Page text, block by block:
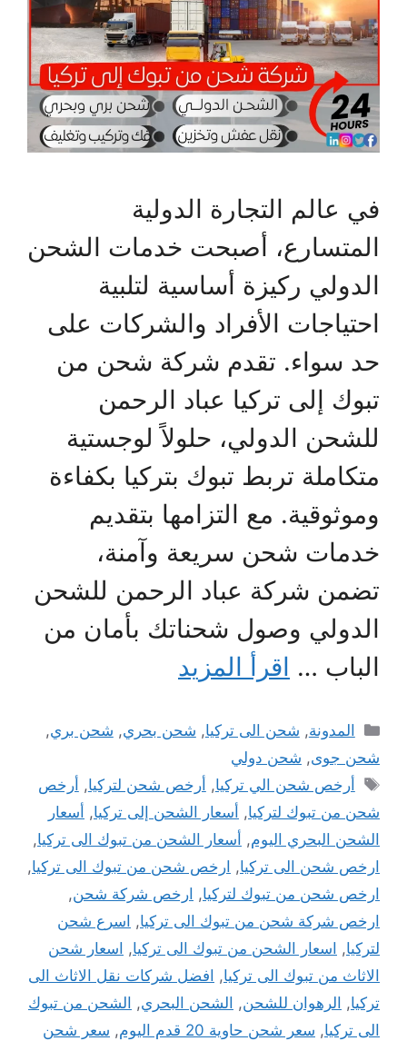
في عالم التجارة الدولية
المتسارع، أصبحت خدمات الشحن
الدولي ركيزة أساسية لتلبية
احتياجات الأفراد والشركات على
حد سواء. تقدم شركة شحن من
تبوك إلى تركيا عباد الرحمن
للشحن الدولي، حلولاً لوجستية
متكاملة تربط تبوك بتركيا بكفاءة
وموثوقية. مع التزامها بتقديم
خدمات شحن سريعة وآمنة،
تضمن شركة عباد الرحمن للشحن
الدولي وصول شحناتك بأمان من
الباب … اقرأ المزيد
التصنيفات
المدونة, شحن الى تركيا, شحن بحري, شحن بري,
شحن جوى, شحن دولي
الوسوم
أرخص شحن الي تركيا, أرخص شحن لتركيا, أرخص
شحن من تبوك لتركيا, أسعار الشحن إلى تركيا, أسعار
الشحن البحري اليوم, أسعار الشحن من تبوك الى تركيا,
ارخص شحن الى تركيا, ارخص شحن من تبوك الى تركيا,
ارخص شحن من تبوك لتركيا, ارخص شركة شحن,
ارخص شركة شحن من تبوك الى تركيا, اسرع شحن
لتركيا, اسعار الشحن من تبوك الى تركيا, اسعار شحن
الاثاث من تبوك الى تركيا, افضل شركات نقل الاثاث الى
تركيا, الرهوان للشحن, الشحن البحري, الشحن من تبوك
الى تركيا, سعر شحن حاوية 20 قدم اليوم , سعر شحن